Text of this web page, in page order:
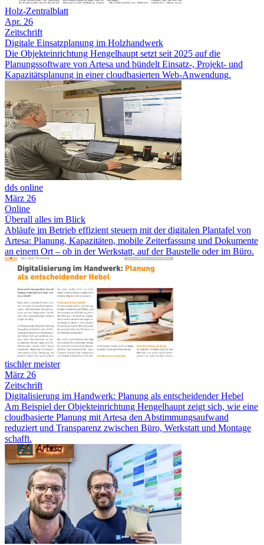
Holz-Zentralblatt
Apr. 26
Zeitschrift
Digitale Einsatzplanung im Holzhandwerk
Die Objekteinrichtung Hengelhaupt setzt seit 2025 auf die
Planungssoftware von Artesa und bündelt Einsatz-, Projekt- und
Kapazitätsplanung in einer cloudbasierten Web-Anwendung.
dds online
März 26
Online
Überall alles im Blick
Abläufe im Betrieb effizient steuern mit der digitalen Plantafel von
Artesa: Planung, Kapazitäten, mobile Zeiterfassung und Dokumente
an einem Ort – ob in der Werkstatt, auf der Baustelle oder im Büro.
tischler meister
März 26
Zeitschrift
Digitalisierung im Handwerk: Planung als entscheidender Hebel
Am Beispiel der Objekteinrichtung Hengelhaupt zeigt sich, wie eine
cloudbasierte Planung mit Artesa den Abstimmungsaufwand
reduziert und Transparenz zwischen Büro, Werkstatt und Montage
schafft.